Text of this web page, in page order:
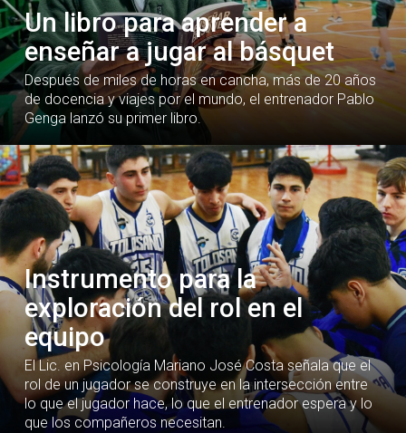
Un libro para aprender a
enseñar a jugar al básquet
Después de miles de horas en cancha, más de 20 años
de docencia y viajes por el mundo, el entrenador Pablo
Genga lanzó su primer libro.
Instrumento para la
exploración del rol en el
equipo
El Lic. en Psicología Mariano José Costa señala que el
rol de un jugador se construye en la intersección entre
lo que el jugador hace, lo que el entrenador espera y lo
que los compañeros necesitan.